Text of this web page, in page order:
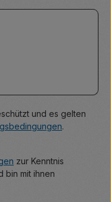
und es gelten
.
zur Kenntnis
bin mit ihnen